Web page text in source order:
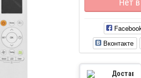
Нет
Вконтакте
Доставка